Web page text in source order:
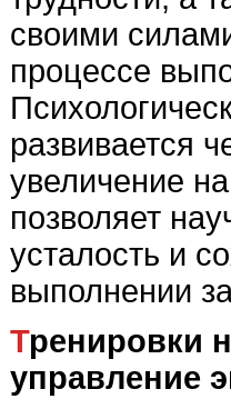
своими
процессе
развивается
увеличение
позволяет
усталость и
выполнении
Тренировки на выносливость и
управление